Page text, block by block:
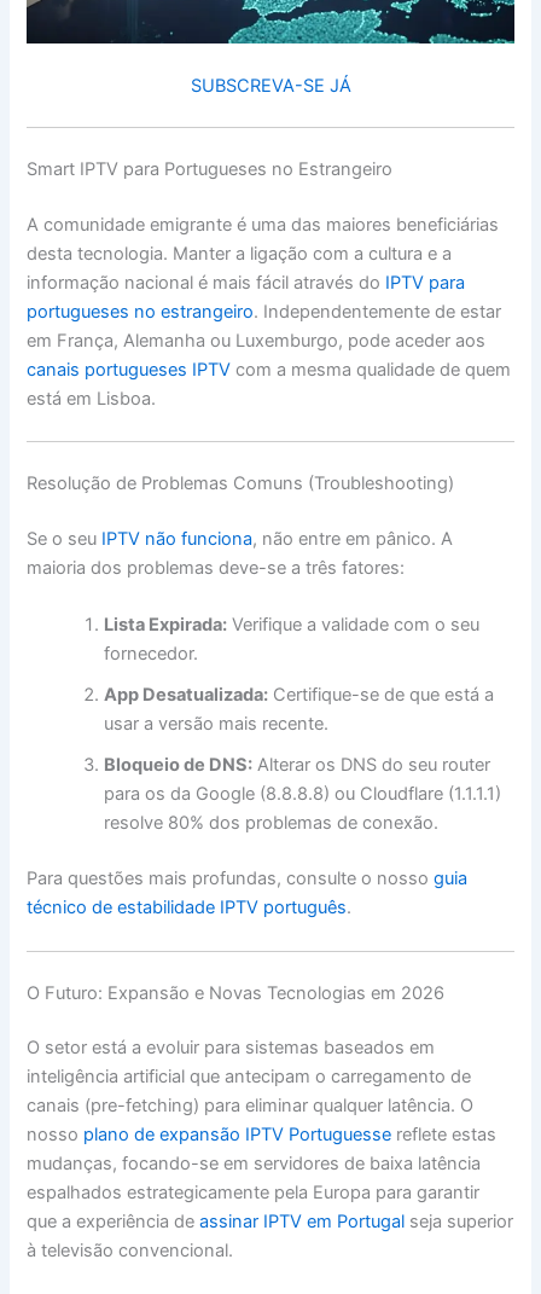
SUBSCREVA-SE JÁ
Smart IPTV para Portugueses no Estrangeiro
A comunidade emigrante é uma das maiores beneficiárias
desta tecnologia. Manter a ligação com a cultura e a
informação nacional é mais fácil através do IPTV para
portugueses no estrangeiro. Independentemente de estar
em França, Alemanha ou Luxemburgo, pode aceder aos
canais portugueses IPTV com a mesma qualidade de quem
está em Lisboa.
Resolução de Problemas Comuns (Troubleshooting)
Se o seu IPTV não funciona, não entre em pânico. A
maioria dos problemas deve-se a três fatores:
Lista Expirada: Verifique a validade com o seu
fornecedor.
App Desatualizada: Certifique-se de que está a
usar a versão mais recente.
Bloqueio de DNS: Alterar os DNS do seu router
para os da Google (8.8.8.8) ou Cloudflare (1.1.1.1)
resolve 80% dos problemas de conexão.
Para questões mais profundas, consulte o nossoguia
técnico de estabilidade IPTV português.
O Futuro: Expansão e Novas Tecnologias em 2026
O setor está a evoluir para sistemas baseados em
inteligência artificial que antecipam o carregamento de
canais (pre-fetching) para eliminar qualquer latência. O
nosso plano de expansão IPTV Portuguesse reflete estas
mudanças, focando-se em servidores de baixa latência
espalhados estrategicamente pela Europa para garantir
que a experiência deassinar IPTV em Portugal seja superior
à televisão convencional.